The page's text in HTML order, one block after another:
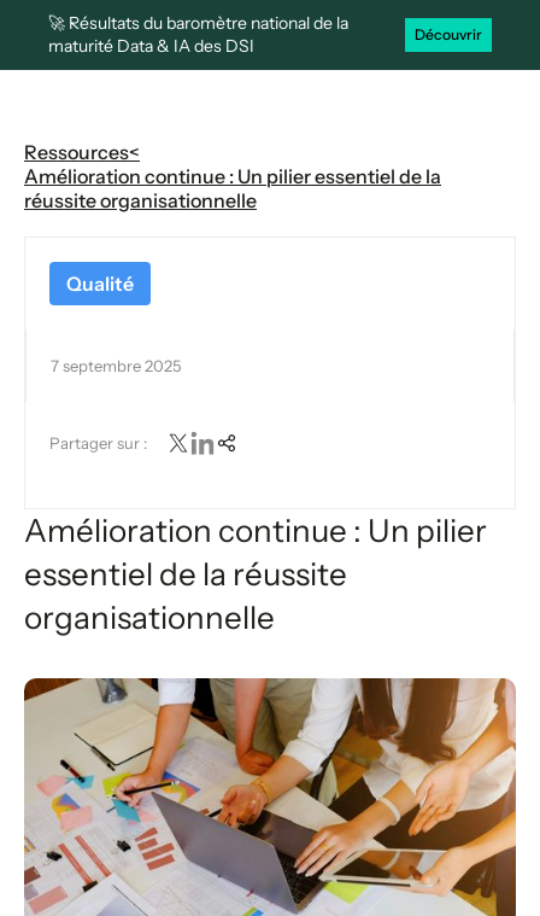
🚀 Résultats du baromètre national de la
maturité Data & IA des DSI
Découvrir
Ressources<
Amélioration continue : Un pilier essentiel de la
réussite organisationnelle
Qualité
7 septembre 2025
Partager sur :
Amélioration continue : Un pilier
essentiel de la réussite
organisationnelle